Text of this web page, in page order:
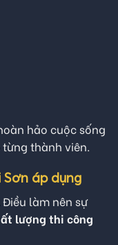
hảo cuộc sống
thành viên.
áp dụng
làm nên sự
lượng thi công